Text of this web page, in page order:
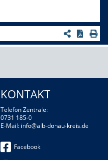
KONTAKT
Telefon Zentrale:
0731 185-0
E-Mail: info@alb-donau-kreis.de
Facebook